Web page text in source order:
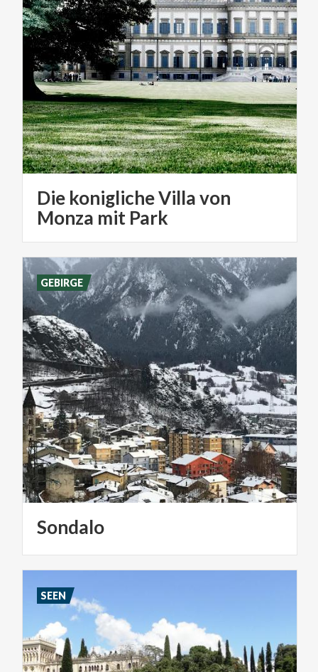
Die konigliche Villa von
Monza mit Park
Sondalo
GEBIRGE
SEEN